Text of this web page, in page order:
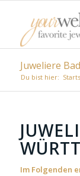
Juweliere
Du bist hier:
Im Folgenden